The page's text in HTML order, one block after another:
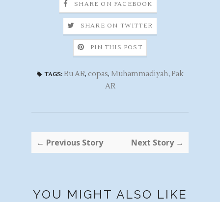
SHARE ON FACEBOOK
SHARE ON TWITTER
PIN THIS POST
TAGS: Bu AR, copas, Muhammadiyah, Pak
AR
← Previous Story Next Story →
YOU MIGHT ALSO LIKE